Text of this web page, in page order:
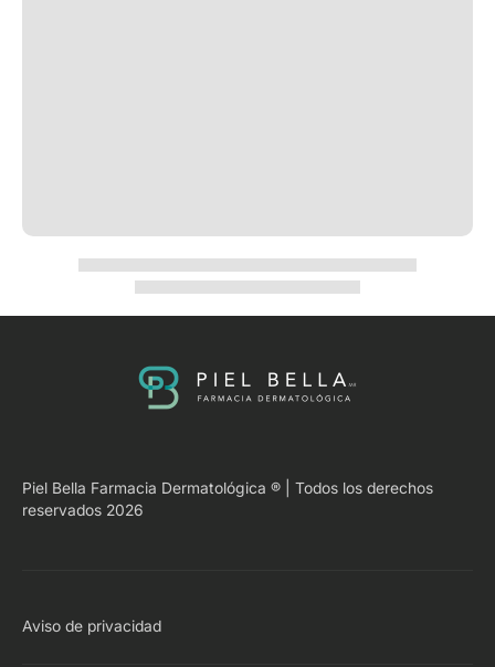
Piel Bella Farmacia Dermatológica ® | Todos los derechos
reservados 2026
Aviso de privacidad